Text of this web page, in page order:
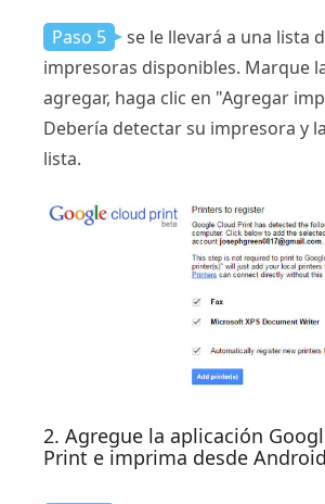
Paso 5
se le llevará a una lista
impresoras disponibles. Marque
agregar, haga clic en "Agregar
Debería detectar su impresora y
lista.
2. Agregue la aplicación
Print e imprima desde Android